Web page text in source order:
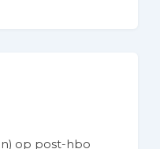
op post-hbo